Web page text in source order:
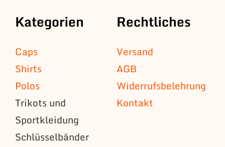
Kategorien
Caps
Shirts
Polos
Trikots und
Sportkleidung
Schlüsselbänder
Rechtliches
Versand
AGB
Widerrufsbelehrung
Kontakt